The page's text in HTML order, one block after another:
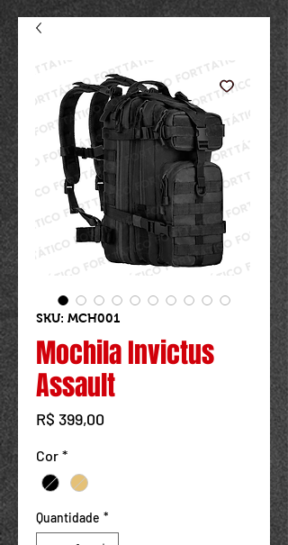
SKU: MCH001
Mochila Invictus
Assault
R$ 399,00
Cor *
Quantidade *
Powered by
InnoTech Apps